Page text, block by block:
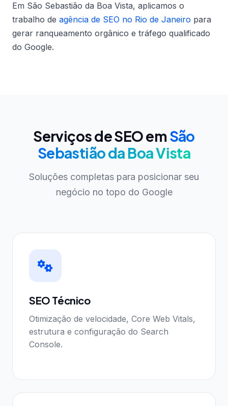
Em São Sebastião da Boa Vista, aplicamos o
trabalho de agência de SEO no Rio de Janeiro para
gerar ranqueamento orgânico e tráfego qualificado
do Google.
Serviços de SEO emSão
Sebastião da Boa Vista
Soluções completas para posicionar seu
negócio no topo do Google
SEO Técnico
Otimização de velocidade, Core Web Vitals,
estrutura e configuração do Search
Console.